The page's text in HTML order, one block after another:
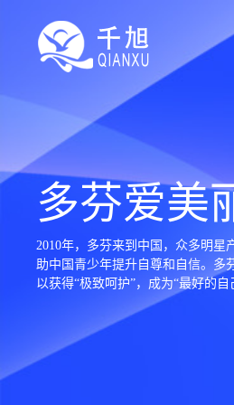
多芬爱美
2010年，多芬来到中国，众多明
助中国青少年提升自尊和自信。多
以获得“极致呵护”，成为“最好的自